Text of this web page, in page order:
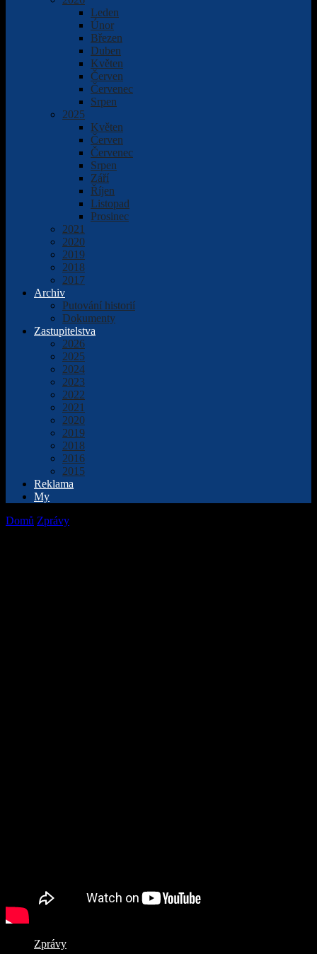
Leden
Únor
Březen
Duben
Květen
Červen
Červenec
Srpen
2025
Květen
Červen
Červenec
Srpen
Září
Říjen
Listopad
Prosinec
2021
2020
2019
2018
2017
Archiv
Putování historií
Dokumenty
Zastupitelstva
2026
2025
2024
2023
2022
2021
2020
2019
2018
2016
2015
Reklama
My
Domů Zprávy
Zprávy